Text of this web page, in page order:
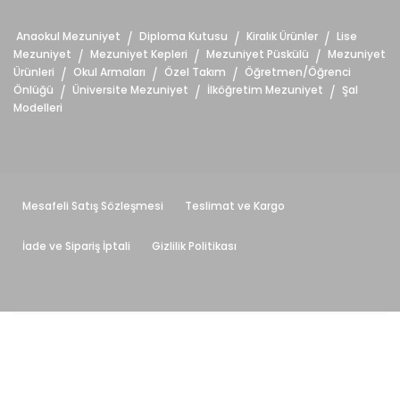
Anaokul Mezuniyet / Diploma Kutusu / Kiralık Ürünler / Lise
Mezuniyet / Mezuniyet Kepleri / Mezuniyet Püskülü / Mezuniyet
Ürünleri / Okul Armaları / Özel Takım / Öğretmen/Öğrenci
Önlüğü / Üniversite Mezuniyet / İlköğretim Mezuniyet / Şal
Modelleri
Mesafeli Satış Sözleşmesi Teslimat ve Kargo
İade ve Sipariş İptali Gizlilik Politikası